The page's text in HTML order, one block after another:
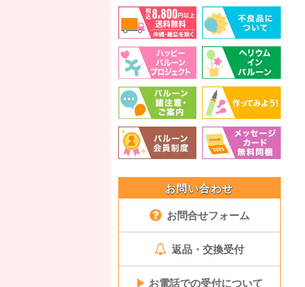
お問い合わせ
お問合せフォーム
返品・交換受付
▶ お電話での受付について